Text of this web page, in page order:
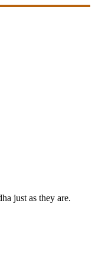
just as they are.